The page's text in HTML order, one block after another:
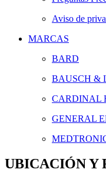
Aviso de
MARCAS
BARD
BAUSCH &
CARDINAL
GENERAL
UBICACIÓN Y